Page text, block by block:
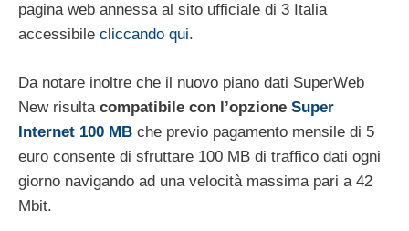
pagina web annessa al sito ufficiale di 3 Italia
accessibile cliccando qui.
Da notare inoltre che il nuovo piano dati SuperWeb
New risulta compatibile con l’opzione Super
Internet 100 MB che previo pagamento mensile di 5
euro consente di sfruttare 100 MB di traffico dati ogni
giorno navigando ad una velocità massima pari a 42
Mbit.